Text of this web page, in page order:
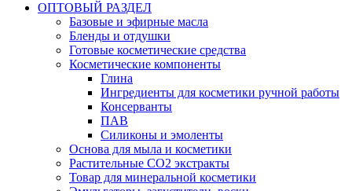
ОПТОВЫЙ РАЗДЕЛ
Базовые и эфирные масла
Бленды и отдушки
Готовые косметические средства
Косметические компоненты
Глина
Ингредиенты для косметики ручной работы
Консерванты
ПАВ
Силиконы и эмоленты
Основа для мыла и косметики
Растительные СО2 экстракты
Товар для минеральной косметики